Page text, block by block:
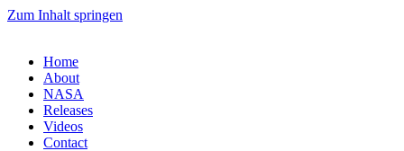
Zum Inhalt springen
Home
About
NASA
Releases
Videos
Contact